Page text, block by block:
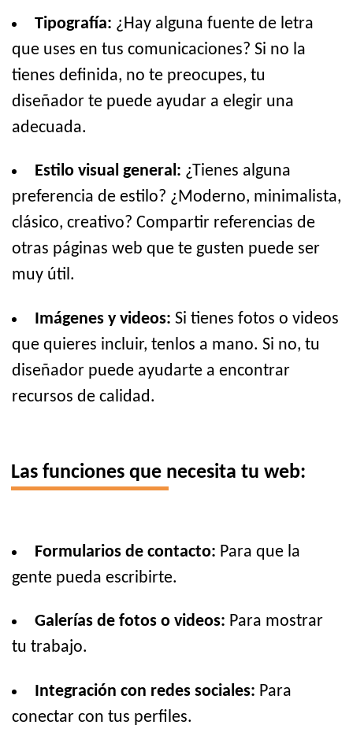
Tipografía: ¿Hay alguna fuente de letra
que uses en tus comunicaciones? Si no la
tienes definida, no te preocupes, tu
diseñador te puede ayudar a elegir una
adecuada.
Estilo visual general: ¿Tienes alguna
preferencia de estilo? ¿Moderno, minimalista,
clásico, creativo? Compartir referencias de
otras páginas web que te gusten puede ser
muy útil.
Imágenes y videos: Si tienes fotos o videos
que quieres incluir, tenlos a mano. Si no, tu
diseñador puede ayudarte a encontrar
recursos de calidad.
Las funciones que necesita tu web:
Formularios de contacto: Para que la
gente pueda escribirte.
Galerías de fotos o videos: Para mostrar
tu trabajo.
Integración con redes sociales: Para
conectar con tus perfiles.